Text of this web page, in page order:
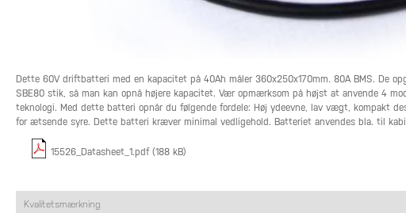
Dette 60V driftbatteri med en kapacitet på 40Ah måler 360x250x170mm. 80A BMS. De
SBE80 stik, så man kan opnå højere kapacitet. Vær opmærksom på højst at anvende 4
teknologi. Med dette batteri opnår du følgende fordele: Høj ydeevne, lav vægt, kompakt
for ætsende syre. Dette batteri kræver minimal vedligehold. Batteriet anvendes bla. til
15526_Datasheet_1.pdf (188 kB)
Kvalitetsmærkning